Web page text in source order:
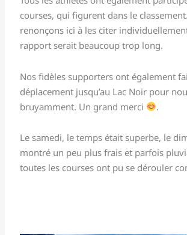
courses, qui figurent dans le
renonçons ici à les citer
rapport serait beaucoup trop long.
Nos fidèles supporters ont également
déplacement jusqu’au Lac Noir pour
bruyamment. Un grand merci
.
Le samedi, le temps était superbe, le
montré un peu plus frais et parfois
toutes les courses ont pu se dérouler